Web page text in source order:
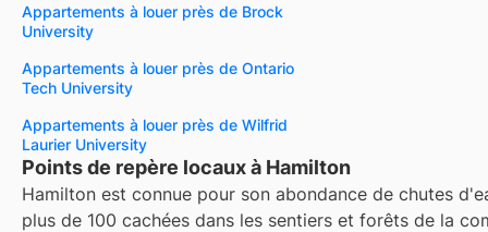
Appartements à louer près de Brock
University
Appartements à louer près de Ontario
Tech University
Appartements à louer près de Wilfrid
Laurier University
Points de repère locaux à Hamilton
Hamilton est connue pour son abondance de chutes
plus de 100 cachées dans les sentiers et forêts de la